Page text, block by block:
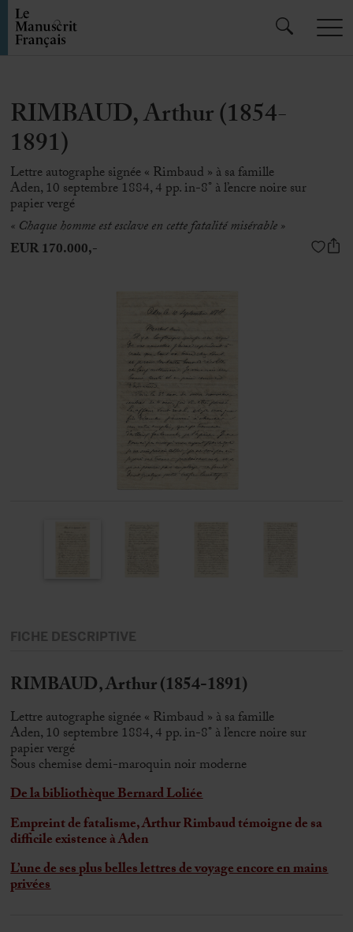
RIMBAUD, Arthur (1854-
1891)
Lettre autographe signée « Rimbaud » à sa famille
Aden, 10 septembre 1884, 4 pp. in-8° à l’encre noire sur
papier vergé
« Chaque homme est esclave en cette fatalité misérable »
EUR 170.000,-
FICHE DESCRIPTIVE
RIMBAUD, Arthur (1854-1891)
Lettre autographe signée « Rimbaud » à sa famille
Aden, 10 septembre 1884, 4 pp. in-8° à l’encre noire sur
papier vergé
Sous chemise demi-maroquin noir moderne
De la bibliothèque Bernard Loliée
Empreint de fatalisme, Arthur Rimbaud témoigne de sa
difficile existence à Aden
L’une de ses plus belles lettres de voyage encore en mains
privées